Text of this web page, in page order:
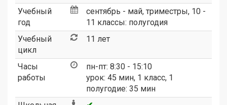
Учебный
год
сентябрь - май, триместры, 10 -
11 классы: полугодия
Учебный
цикл
11 лет
Часы
работы
пн-пт: 8:30 - 15:10
урок: 45 мин, 1 класс, 1
полугодие: 35 мин